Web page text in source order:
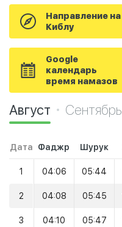
Направление на
Киблу
Google
календарь
время намазов
Август Сентябрь
Дата Фаджр Шурук
1 04:06 05:44
2 04:08 05:45
3 04:10 05:47